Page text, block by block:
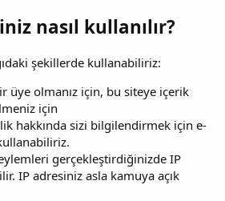
nasıl kullanılır?
şekillerde kullanabiliriz:
üye olmanız için, bu siteye içerik
için
hakkında sizi bilgilendirmek için e-
gerçekleştirdiğinizde IP
IP adresiniz asla kamuya açık